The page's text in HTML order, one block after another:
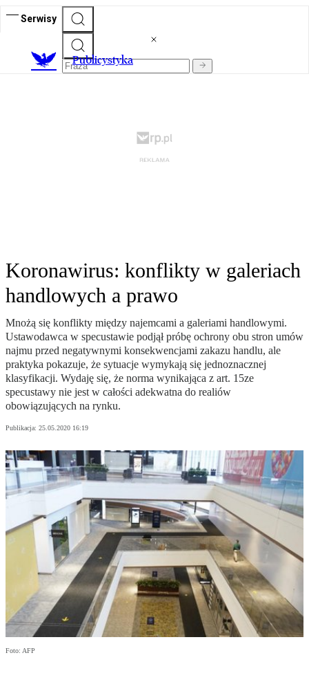
Serwisy
Publicystyka
Koronawirus: konflikty w galeriach
handlowych a prawo
Mnożą się konflikty między najemcami a galeriami handlowymi.
Ustawodawca w specustawie podjął próbę ochrony obu stron umów
najmu przed negatywnymi konsekwencjami zakazu handlu, ale
praktyka pokazuje, że sytuacje wymykają się jednoznacznej
klasyfikacji. Wydaję się, że norma wynikająca z art. 15ze
specustawy nie jest w całości adekwatna do realiów
obowiązujących na rynku.
Publikacja: 25.05.2020 16:19
Foto: AFP